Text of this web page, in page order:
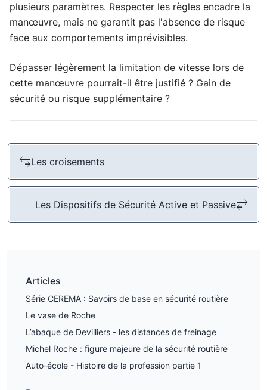
plusieurs paramètres. Respecter les règles encadre la
manœuvre, mais ne garantit pas l'absence de risque
face aux comportements imprévisibles.
Dépasser légèrement la limitation de vitesse lors de
cette manœuvre pourrait-il être justifié ? Gain de
sécurité ou risque supplémentaire ?
⥃Les croisements
Les Dispositifs de Sécurité Active et Passive⥂
Articles
Série CEREMA : Savoirs de base en sécurité routière
Le vase de Roche
L’abaque de Devilliers - les distances de freinage
Michel Roche : figure majeure de la sécurité routière
Auto-école - Histoire de la profession partie 1